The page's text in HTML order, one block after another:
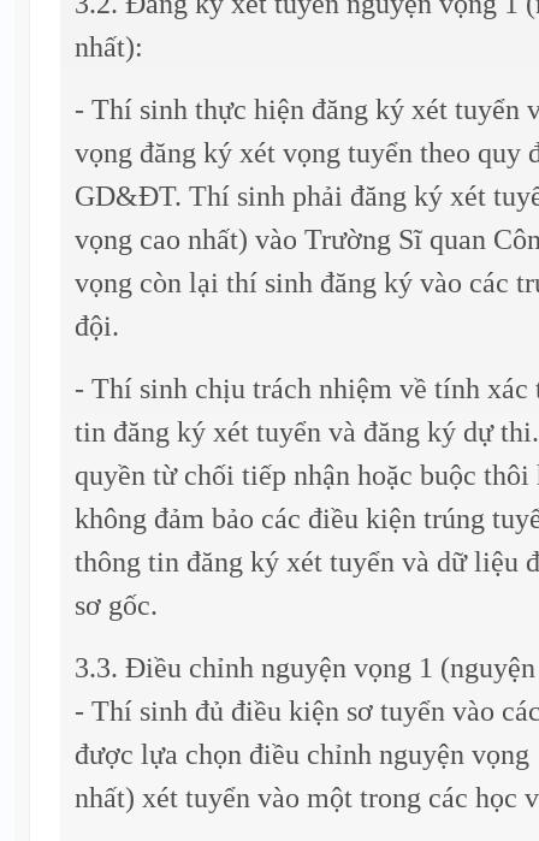
nhất):
- Thí sinh thực hiện đăng ký xét tuyển
vọng đăng ký xét vọng tuyển theo quy
GD&ĐT. Thí sinh phải đăng ký xét
vọng cao nhất) vào Trường Sĩ quan
vọng còn lại thí sinh đăng ký vào các
đội.
- Thí sinh chịu trách nhiệm về tính xác
tin đăng ký xét tuyển và đăng ký dự
quyền từ chối tiếp nhận hoặc buộc
không đảm bảo các điều kiện trúng
thông tin đăng ký xét tuyển và dữ liệu
sơ gốc.
3.3. Điều chỉnh nguyện vọng 1
- Thí sinh đủ điều kiện sơ tuyển vào
được lựa chọn điều chỉnh nguyện vọng
nhất) xét tuyển vào một trong các học